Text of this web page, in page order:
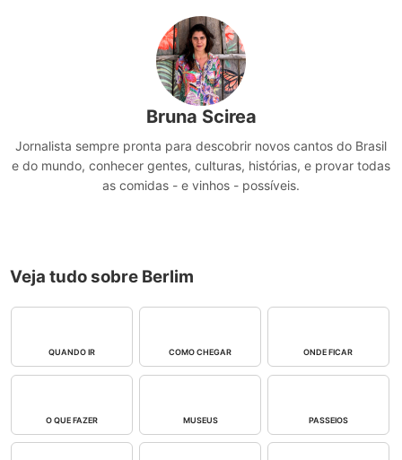
Bruna Scirea
Jornalista sempre pronta para descobrir novos cantos do Brasil
e do mundo, conhecer gentes, culturas, histórias, e provar todas
as comidas - e vinhos - possíveis.
Veja tudo sobre Berlim
QUANDO IR COMO CHEGAR ONDE FICAR
O QUE FAZER MUSEUS PASSEIOS